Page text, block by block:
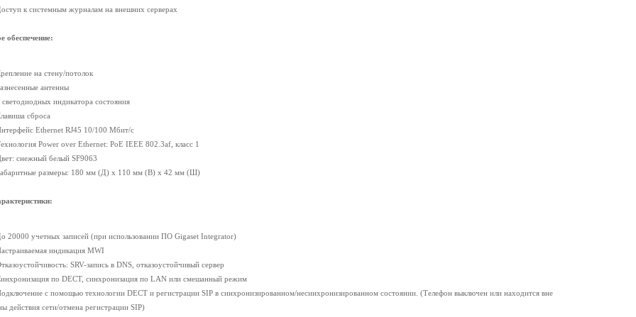
к системным журналам на внешних серверах
обеспечение:
на стену/потолок
антенны
светодиодных индикатора состояния
сброса
Ethernet RJ45 10/100 Мбит/с
Power over Ethernet: PoE IEEE 802.3af, класс 1
снежный белый SF9063
размеры: 180 мм (Д) x 110 мм (В) x 42 мм (Ш)
20000 учетных записей (при использовании ПО Gigaset Integrator)
индикация MWI
SRV-запись в DNS, отказоустойчивый сервер
по DECT, синхронизация по LAN или смешанный режим
с помощью технологии DECT и регистрации SIP в синхронизированном/несинхронизированном состоянии. (Телефон выключен или находится вне
действия сети/отмена регистрации SIP)